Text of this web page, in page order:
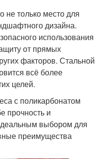
только место для
дизайна.
использования
от прямых
факторов. Стальной
всё более
целей.
с поликарбонатом
прочность и
выбором для
преимущества